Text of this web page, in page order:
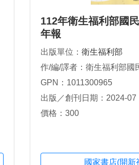
112年衛生福利部國
年報
出版單位： 衛生福利部
作/編/譯者：衛生福利部國
GPN：1011300965
出版／創刊日期：2024-07
價格：300
國家書店(開新